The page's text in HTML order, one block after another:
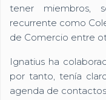
tener miembros,
recurrente como
de Comercio entre
Ignatius ha
por tanto, tenía
agenda de